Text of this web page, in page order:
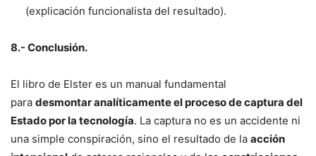
(explicación funcionalista del resultado).
8.- Conclusión.
El libro de Elster es un manual fundamental
para desmontar analíticamente el proceso de captura del
Estado por la tecnología. La captura no es un accidente ni
una simple conspiración, sino el resultado de la acción